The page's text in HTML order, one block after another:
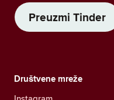
Preuzmi Tinder
Društvene mreže